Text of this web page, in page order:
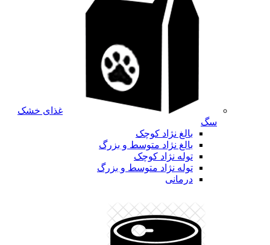
غذای خشک
سگ
بالغ نژاد کوچک
بالغ نژاد متوسط و بزرگ
توله نژاد کوچک
توله نژاد متوسط و بزرگ
درمانی